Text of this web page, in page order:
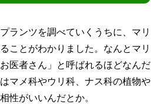
ランツを調べていくうちに、マリ
ことがわかりました。なんとマリ
医者さん」と呼ばれるほどなんだ
マメ科やウリ科、ナス科の植物や
性がいいんだとか。